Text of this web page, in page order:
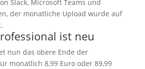
Slack, Microsoft Teams und
der monatliche Upload wurde auf
ist neu
nun das obere Ende der
monatlich 8,99 Euro oder 89,99